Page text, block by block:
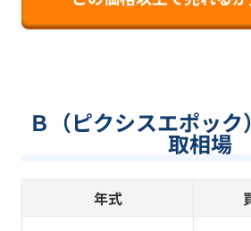
Ｂ（ピクシスエポッ
取相場
年式